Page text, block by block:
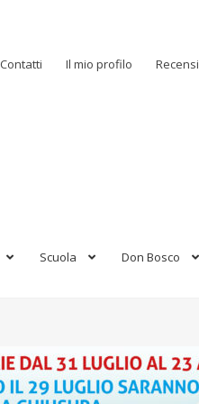
Contatti Il mio profilo
Scuola Don Bosco